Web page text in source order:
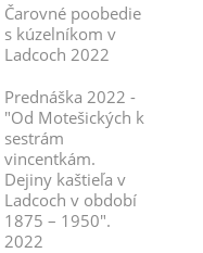
Čarovné poobedie
s kúzelníkom v
Ladcoch 2022
Prednáška 2022 -
"Od Motešických k
sestrám
vincentkám.
Dejiny kaštieľa v
Ladcoch v období
1875 – 1950".
2022